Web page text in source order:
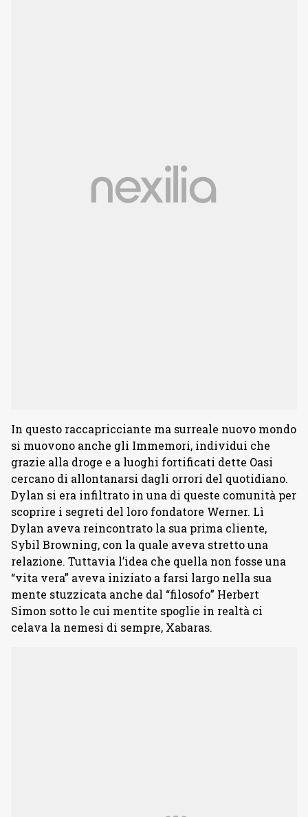
In questo raccapricciante ma surreale nuovo mondo
si muovono anche gli Immemori, individui che
grazie alla droge e a luoghi fortificati dette Oasi
cercano di allontanarsi dagli orrori del quotidiano.
Dylan si era infiltrato in una di queste comunità per
scoprire i segreti del loro fondatore Werner. Lì
Dylan aveva reincontrato la sua prima cliente,
Sybil Browning, con la quale aveva stretto una
relazione. Tuttavia l’idea che quella non fosse una
“vita vera” aveva iniziato a farsi largo nella sua
mente stuzzicata anche dal “filosofo” Herbert
Simon sotto le cui mentite spoglie in realtà ci
celava la nemesi di sempre, Xabaras.